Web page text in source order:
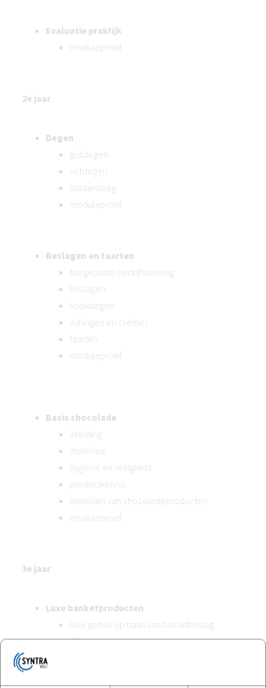
Evaluatie praktijk
moduleproef
2e jaar
Degen
gistdegen
vetdegen
bladerdeeg
moduleproef
Beslagen en taarten
toegepaste bedrijfsvoering
beslagen
kookdegen
vullingen en crèmes
taarten
moduleproef
Basis chocolade
inleiding
materiaal
hygiëne en veiligheid
productkennis
bereiden van chocoladeproducten
moduleproef
3e jaar
Luxe banketproducten
luxe gebak op basis van biscuitbeslag
Opbouwgebak